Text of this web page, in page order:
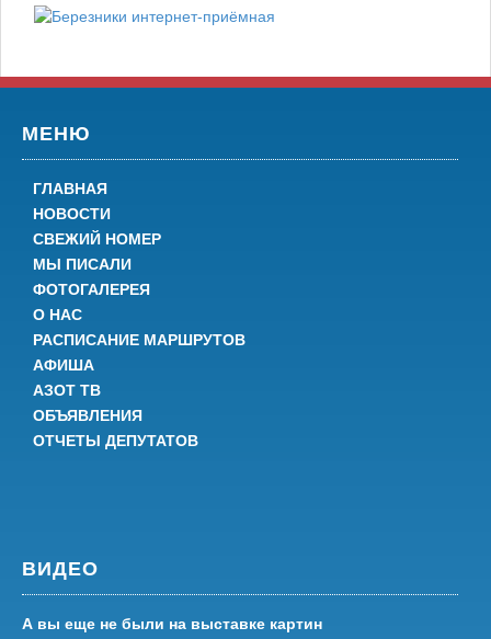
МЕНЮ
ГЛАВНАЯ
НОВОСТИ
СВЕЖИЙ НОМЕР
МЫ ПИСАЛИ
ФОТОГАЛЕРЕЯ
О НАС
РАСПИСАНИЕ МАРШРУТОВ
АФИША
АЗОТ ТВ
ОБЪЯВЛЕНИЯ
ОТЧЕТЫ ДЕПУТАТОВ
ВИДЕО
А вы еще не были на выставке картин